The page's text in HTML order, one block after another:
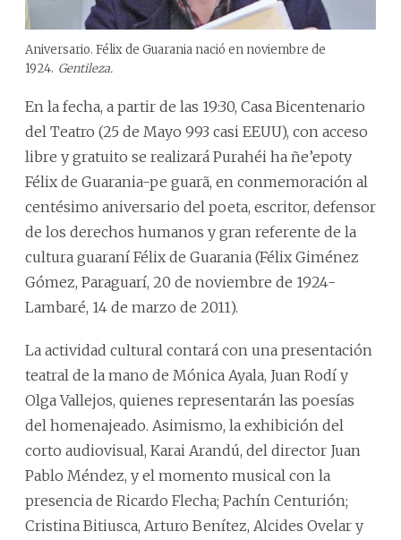
Aniversario. Félix de Guarania nació en noviembre de
1924. Gentileza.
En la fecha, a partir de las 19:30, Casa Bicentenario
del Teatro (25 de Mayo 993 casi EEUU), con acceso
libre y gratuito se realizará Purahéi ha ñe’epoty
Félix de Guarania-pe guarã, en conmemoración al
centésimo aniversario del poeta, escritor, defensor
de los derechos humanos y gran referente de la
cultura guaraní Félix de Guarania (Félix Giménez
Gómez, Paraguarí, 20 de noviembre de 1924-
Lambaré, 14 de marzo de 2011).
La actividad cultural contará con una presentación
teatral de la mano de Mónica Ayala, Juan Rodí y
Olga Vallejos, quienes representarán las poesías
del homenajeado. Asimismo, la exhibición del
corto audiovisual, Karai Arandú, del director Juan
Pablo Méndez, y el momento musical con la
presencia de Ricardo Flecha; Pachín Centurión;
Cristina Bitiusca, Arturo Benítez, Alcides Ovelar y